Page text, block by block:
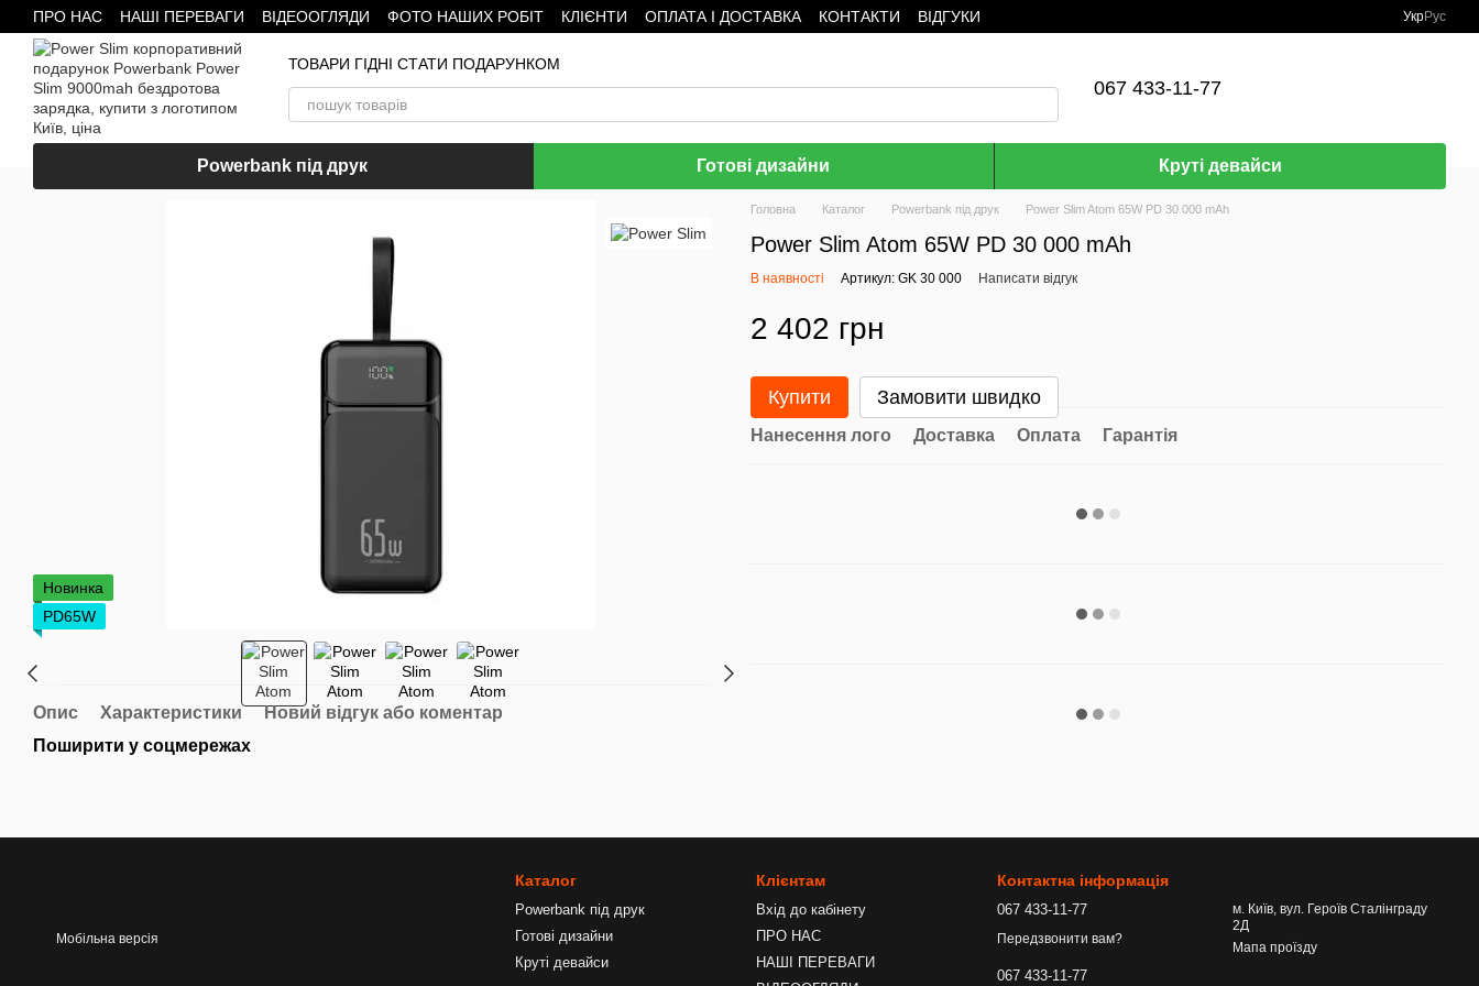
Перейти до основного контенту
ПРО НАС НАШІ ПЕРЕВАГИ ВІДЕООГЛЯДИ ФОТО НАШИХ РОБІТ КЛІЄНТИ ОПЛАТА І ДОСТАВКА КОНТАКТИ ВІДГУКИ УкрРус
ТОВАРИ ГІДНІ СТАТИ ПОДАРУНКОМ
067 433-11-77
Powerbank під друк Готові дизайни Круті девайси
Новинка
PD65W
Опис Характеристики
Новий відгук або коментар
Поширити у соцмережах
Головна Каталог Powerbank під друк Power Slim Atom 65W PD 30 000 mAh
Power Slim Atom 65W PD 30 000 mAh
В наявності Артикул: GK 30 000 Написати відгук
2 402 грн
Купити Замовити швидко
Нанесення лого Доставка Оплата Гарантія
Мобільна версія
Каталог
Powerbank під друк
Готові дизайни
Круті девайси
Клієнтам
Вхід до кабінету
ПРО НАС
НАШІ ПЕРЕВАГИ
Контактна інформація
067 433-11-77
Передзвонити вам?
067 433-11-77
м. Київ, вул. Героїв Сталінграду
2Д
Мапа проїзду